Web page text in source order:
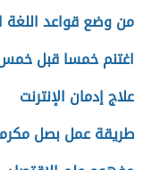
من وضع قواعد اللغة
اغتنم خمسا قبل
علاج إدمان الإنترنت
طريقة عمل بصل